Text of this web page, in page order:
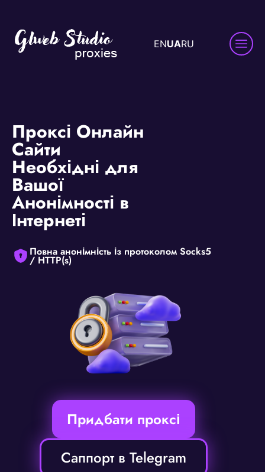
ENUARU
Проксі Онлайн
Сайти
Необхідні для
Вашої
Анонімності в
Інтернеті
Повна анонімність із протоколом Socks5
/ HTTP(s)
Придбати проксі
Саппорт в Telegram